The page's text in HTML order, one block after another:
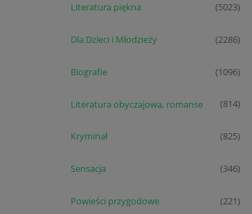
Literatura piękna (5023)
Dla Dzieci i Młodzieży (2286)
Biografie (1096)
Literatura obyczajowa, romanse (814)
Kryminał (825)
Sensacja (346)
Powieści przygodowe (221)